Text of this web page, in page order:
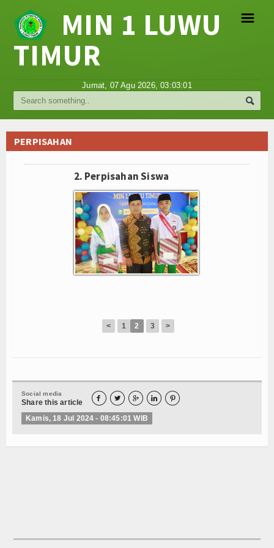
Tokoh
☰
MIN 1 LUWU
TIMUR
Jumat, 07 Agu 2026,03:03:01
PERPISAHAN
2. Perpisahan Siswa
< 1 2 3 >
Social media
Share this article     
Kamis, 18 Jul 2024 - 08:45:01 WIB